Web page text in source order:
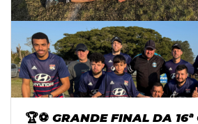
🏆⚽ GRANDE FINAL DA 16ª